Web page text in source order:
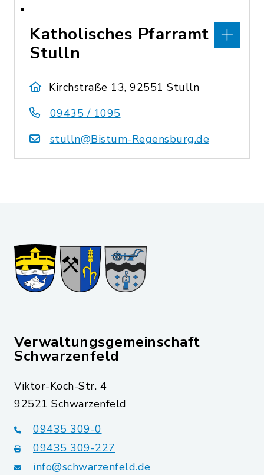
Katholisches Pfarramt
Stulln
Kirchstraße 13, 92551 Stulln
09435 / 1095
stulln@Bistum-Regensburg.de
Verwaltungsgemeinschaft
Schwarzenfeld
Viktor-Koch-Str. 4
92521 Schwarzenfeld
09435 309-0
09435 309-227
info@schwarzenfeld.de